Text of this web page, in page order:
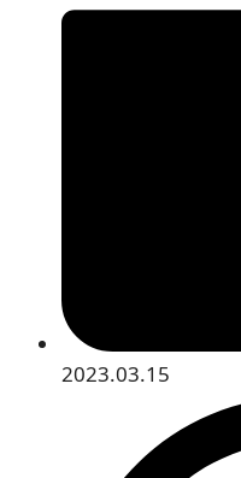
2023.03.15